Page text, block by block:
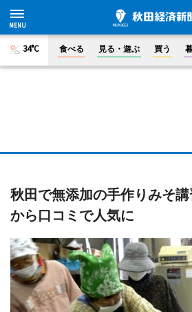
34°C 食べる 見る・遊ぶ 買う
秋田で無添加の手作りみそ
から口コミで人気に